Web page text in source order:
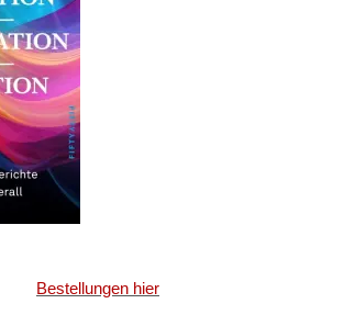
Bestellungen hier